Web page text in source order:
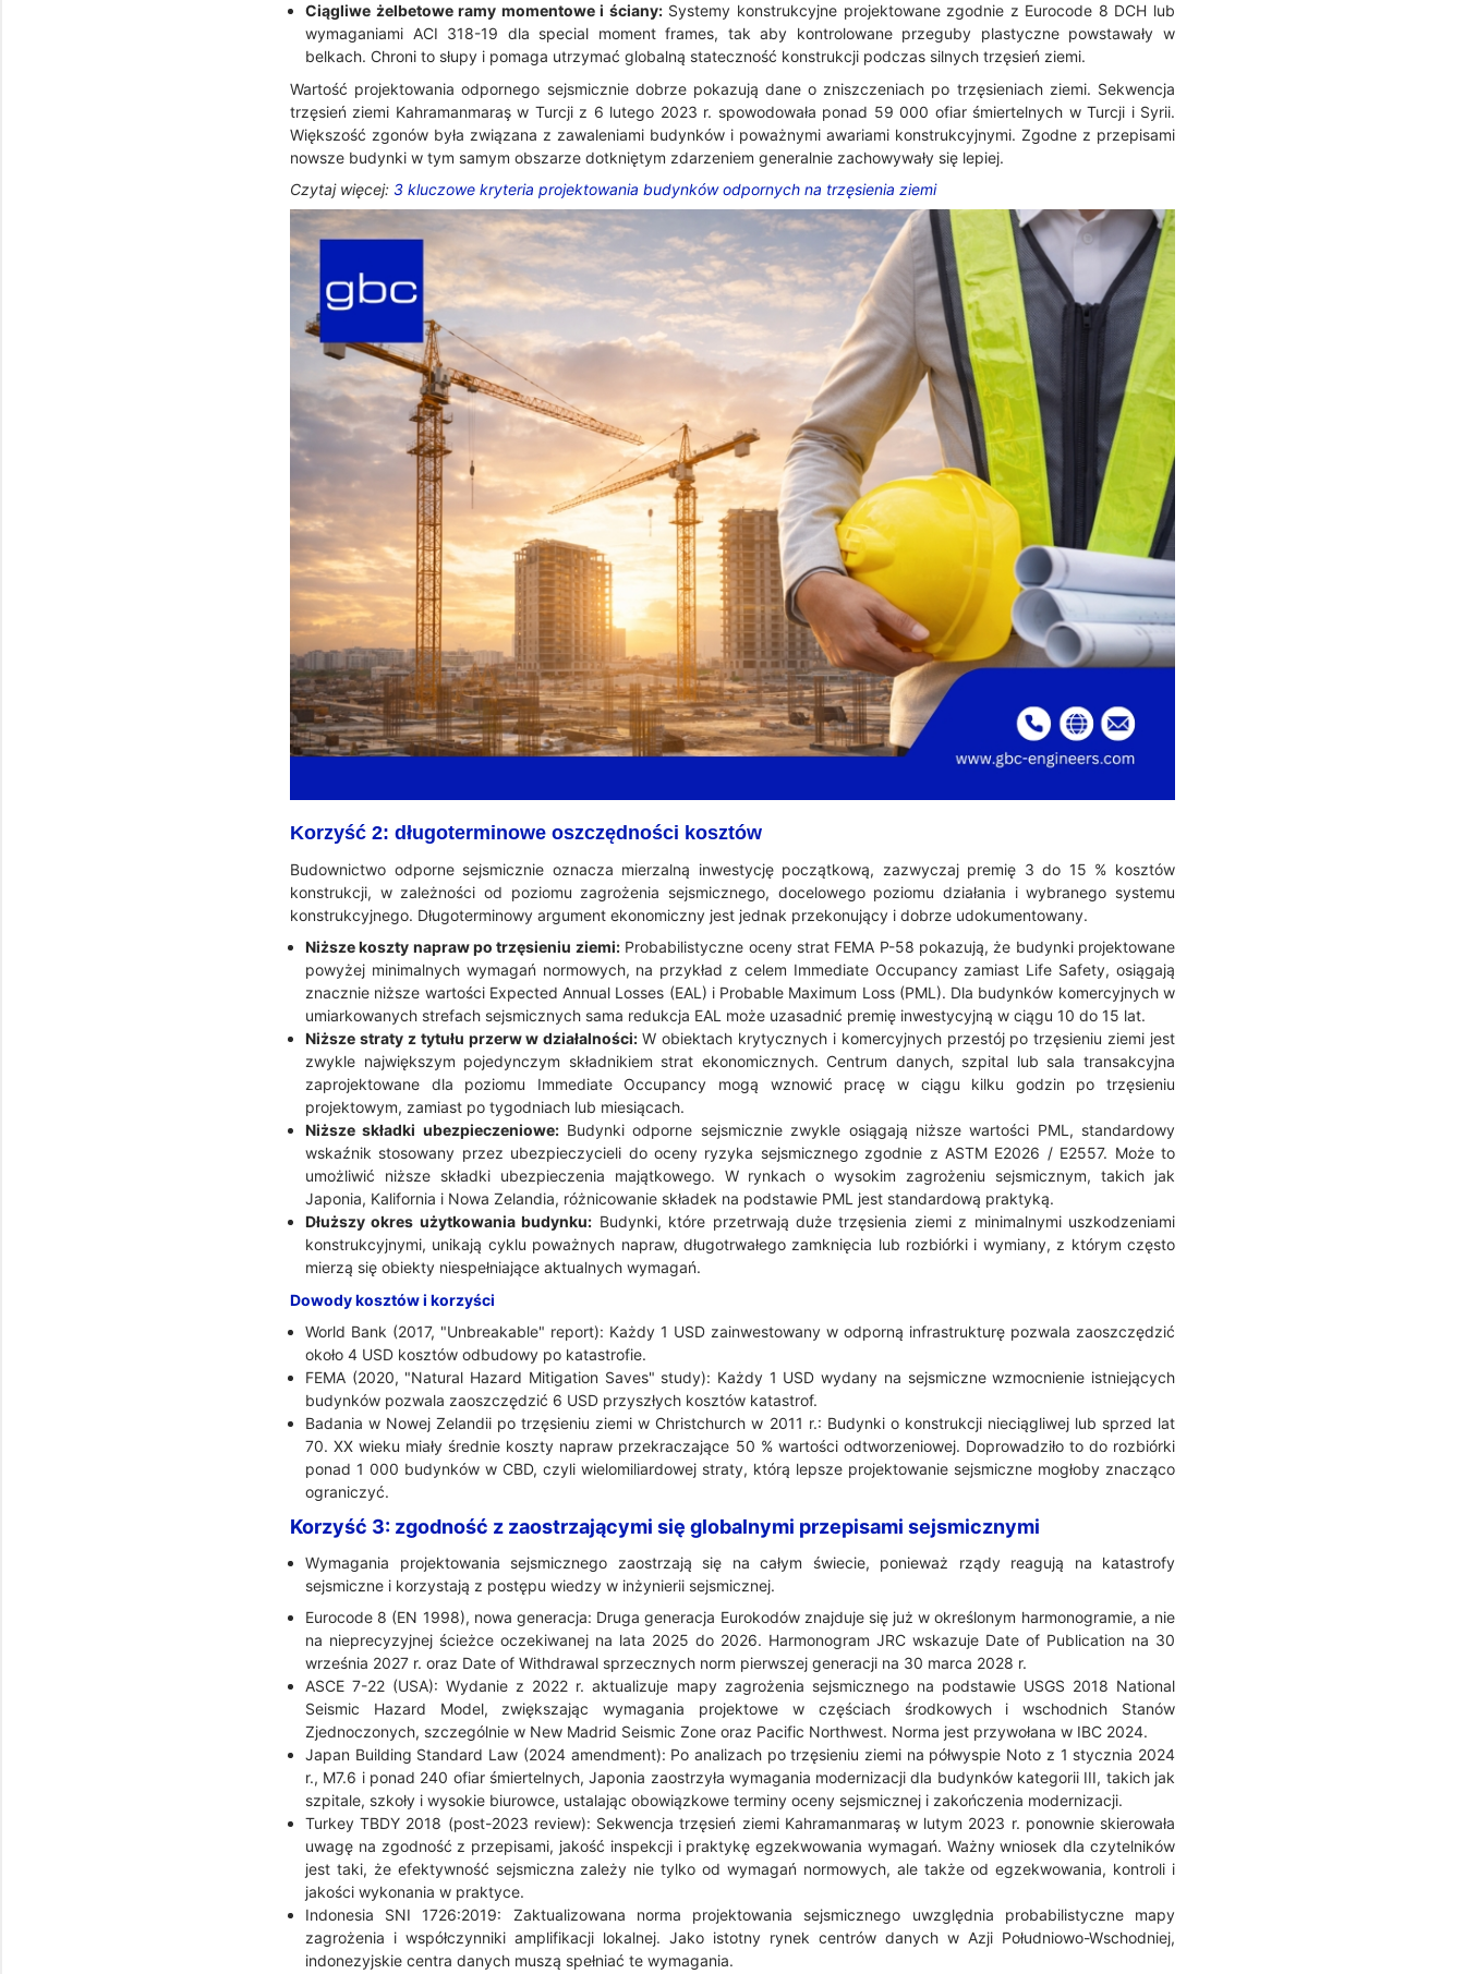
Ciągliwe żelbetowe ramy momentowe i ściany:Systemy konstrukcyjne projektowane zgodnie z Eurocode 8 DCH lub
wymaganiami ACI 318-19 dla special moment frames, tak aby kontrolowane przeguby plastyczne powstawały w
belkach. Chroni to słupy i pomaga utrzymać globalną stateczność konstrukcji podczas silnych trzęsień ziemi.
Wartość projektowania odpornego sejsmicznie dobrze pokazują dane o zniszczeniach po trzęsieniach ziemi. Sekwencja
trzęsień ziemi Kahramanmaraş w Turcji z 6 lutego 2023 r. spowodowała ponad 59 000 ofiar śmiertelnych w Turcji i Syrii.
Większość zgonów była związana z zawaleniami budynków i poważnymi awariami konstrukcyjnymi. Zgodne z przepisami
nowsze budynki w tym samym obszarze dotkniętym zdarzeniem generalnie zachowywały się lepiej.
Czytaj więcej: 3 kluczowe kryteria projektowania budynków odpornych na trzęsienia ziemi
Korzyść 2: długoterminowe oszczędności kosztów
Budownictwo odporne sejsmicznie oznacza mierzalną inwestycję początkową, zazwyczaj premię 3 do 15 % kosztów
konstrukcji, w zależności od poziomu zagrożenia sejsmicznego, docelowego poziomu działania i wybranego systemu
konstrukcyjnego. Długoterminowy argument ekonomiczny jest jednak przekonujący i dobrze udokumentowany.
Niższe koszty napraw po trzęsieniu ziemi:Probabilistyczne oceny strat FEMA P-58 pokazują, że budynki projektowane
powyżej minimalnych wymagań normowych, na przykład z celem Immediate Occupancy zamiast Life Safety, osiągają
znacznie niższe wartości Expected Annual Losses (EAL) i Probable Maximum Loss (PML). Dla budynków komercyjnych w
umiarkowanych strefach sejsmicznych sama redukcja EAL może uzasadnić premię inwestycyjną w ciągu 10 do 15 lat.
Niższe straty z tytułu przerw w działalności:W obiektach krytycznych i komercyjnych przestój po trzęsieniu ziemi jest
zwykle największym pojedynczym składnikiem strat ekonomicznych. Centrum danych, szpital lub sala transakcyjna
zaprojektowane dla poziomu Immediate Occupancy mogą wznowić pracę w ciągu kilku godzin po trzęsieniu
projektowym, zamiast po tygodniach lub miesiącach.
Niższe składki ubezpieczeniowe:Budynki odporne sejsmicznie zwykle osiągają niższe wartości PML, standardowy
wskaźnik stosowany przez ubezpieczycieli do oceny ryzyka sejsmicznego zgodnie z ASTM E2026 / E2557. Może to
umożliwić niższe składki ubezpieczenia majątkowego. W rynkach o wysokim zagrożeniu sejsmicznym, takich jak
Japonia, Kalifornia i Nowa Zelandia, różnicowanie składek na podstawie PML jest standardową praktyką.
Dłuższy okres użytkowania budynku: Budynki, które przetrwają duże trzęsienia ziemi z minimalnymi uszkodzeniami
konstrukcyjnymi, unikają cyklu poważnych napraw, długotrwałego zamknięcia lub rozbiórki i wymiany, z którym często
mierzą się obiekty niespełniające aktualnych wymagań.
Dowody kosztów i korzyści
World Bank (2017, "Unbreakable" report): Każdy 1 USD zainwestowany w odporną infrastrukturę pozwala zaoszczędzić
około 4 USD kosztów odbudowy po katastrofie.
FEMA (2020, "Natural Hazard Mitigation Saves" study): Każdy 1 USD wydany na sejsmiczne wzmocnienie istniejących
budynków pozwala zaoszczędzić 6 USD przyszłych kosztów katastrof.
Badania w Nowej Zelandii po trzęsieniu ziemi w Christchurch w 2011 r.: Budynki o konstrukcji nieciągliwej lub sprzed lat
70. XX wieku miały średnie koszty napraw przekraczające 50 % wartości odtworzeniowej. Doprowadziło to do rozbiórki
ponad 1 000 budynków w CBD, czyli wielomiliardowej straty, którą lepsze projektowanie sejsmiczne mogłoby znacząco
ograniczyć.
Korzyść 3: zgodność z zaostrzającymi się globalnymi przepisami sejsmicznymi
Wymagania projektowania sejsmicznego zaostrzają się na całym świecie, ponieważ rządy reagują na katastrofy
sejsmiczne i korzystają z postępu wiedzy w inżynierii sejsmicznej.
Eurocode 8 (EN 1998), nowa generacja: Druga generacja Eurokodów znajduje się już w określonym harmonogramie, a nie
na nieprecyzyjnej ścieżce oczekiwanej na lata 2025 do 2026. Harmonogram JRC wskazuje Date of Publication na 30
września 2027 r. oraz Date of Withdrawal sprzecznych norm pierwszej generacji na 30 marca 2028 r.
ASCE 7-22 (USA): Wydanie z 2022 r. aktualizuje mapy zagrożenia sejsmicznego na podstawie USGS 2018 National
Seismic Hazard Model, zwiększając wymagania projektowe w częściach środkowych i wschodnich Stanów
Zjednoczonych, szczególnie w New Madrid Seismic Zone oraz Pacific Northwest. Norma jest przywołana w IBC 2024.
Japan Building Standard Law (2024 amendment): Po analizach po trzęsieniu ziemi na półwyspie Noto z 1 stycznia 2024
r., M7.6 i ponad 240 ofiar śmiertelnych, Japonia zaostrzyła wymagania modernizacji dla budynków kategorii III, takich jak
szpitale, szkoły i wysokie biurowce, ustalając obowiązkowe terminy oceny sejsmicznej i zakończenia modernizacji.
Turkey TBDY 2018 (post-2023 review): Sekwencja trzęsień ziemi Kahramanmaraş w lutym 2023 r. ponownie skierowała
uwagę na zgodność z przepisami, jakość inspekcji i praktykę egzekwowania wymagań. Ważny wniosek dla czytelników
jest taki, że efektywność sejsmiczna zależy nie tylko od wymagań normowych, ale także od egzekwowania, kontroli i
jakości wykonania w praktyce.
Indonesia SNI 1726:2019: Zaktualizowana norma projektowania sejsmicznego uwzględnia probabilistyczne mapy
zagrożenia i współczynniki amplifikacji lokalnej. Jako istotny rynek centrów danych w Azji Południowo-Wschodniej,
indonezyjskie centra danych muszą spełniać te wymagania.